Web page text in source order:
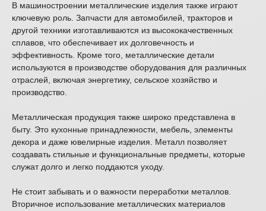
В машиностроении металлические изделия также играют
ключевую роль. Запчасти для автомобилей, тракторов и
другой техники изготавливаются из высококачественных
сплавов, что обеспечивает их долговечность и
эффективность. Кроме того, металлические детали
используются в производстве оборудования для различных
отраслей, включая энергетику, сельское хозяйство и
производство.
Металлическая продукция также широко представлена в
быту. Это кухонные принадлежности, мебель, элементы
декора и даже ювелирные изделия. Металл позволяет
создавать стильные и функциональные предметы, которые
служат долго и легко поддаются уходу.
Не стоит забывать и о важности переработки металлов.
Вторичное использование металлических материалов